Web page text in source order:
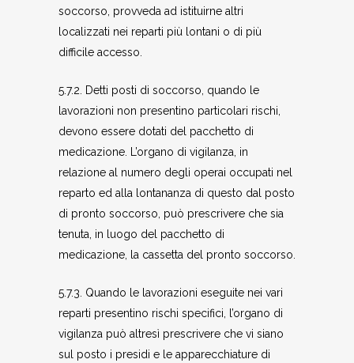
soccorso, provveda ad istituirne altri
localizzati nei reparti più lontani o di più
difficile accesso.
5.7.2. Detti posti di soccorso, quando le
lavorazioni non presentino particolari rischi,
devono essere dotati del pacchetto di
medicazione. L’organo di vigilanza, in
relazione al numero degli operai occupati nel
reparto ed alla lontananza di questo dal posto
di pronto soccorso, può prescrivere che sia
tenuta, in luogo del pacchetto di
medicazione, la cassetta del pronto soccorso.
5.7.3. Quando le lavorazioni eseguite nei vari
reparti presentino rischi specifici, l’organo di
vigilanza può altresì prescrivere che vi siano
sul posto i presidi e le apparecchiature di